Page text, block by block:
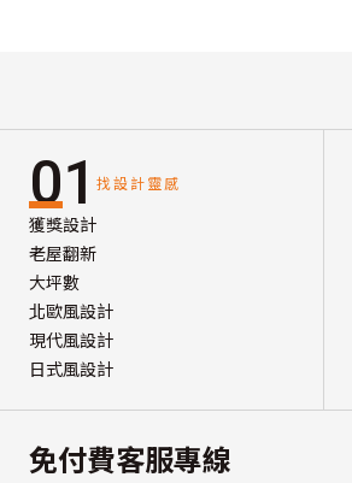
01 找設計靈感
獲獎設計
老屋翻新
大坪數
北歐風設計
現代風設計
日式風設計
免付費客服專線